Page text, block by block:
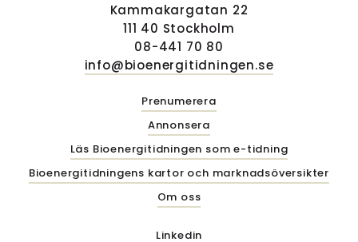
Kammakargatan 22
111 40 Stockholm
08-441 70 80
info@bioenergitidningen.se
Prenumerera
Annonsera
Läs Bioenergitidningen som e-tidning
Bioenergitidningens kartor och marknadsöversikter
Om oss
Linkedin